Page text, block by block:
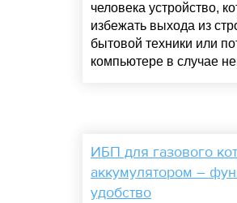
человека устройство,
избежать выхода из
бытовой техники или
компьютере в случае
ИБП для газового
аккумулятором –
удобство